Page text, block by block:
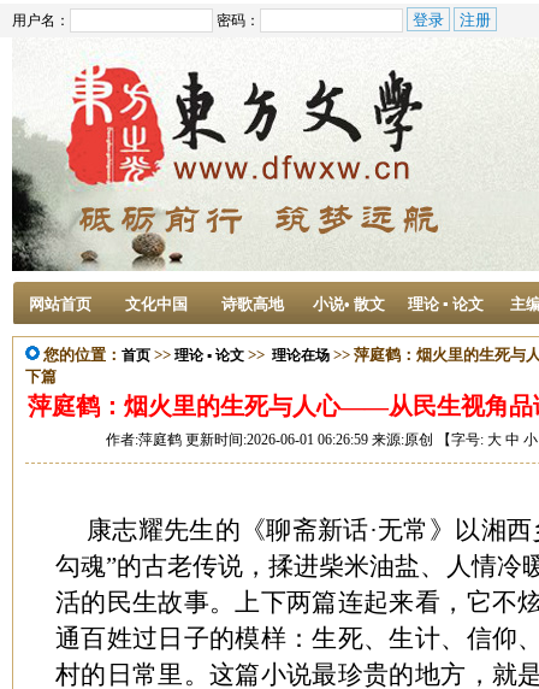
用户名： 密码：
网站首页 文化中国 诗歌高地 小说• 散文 理论 ▪ 论文 主
您的位置： 首页 >> 理论 ▪ 论文 >> 理论在场 >> 萍庭鹤：烟火里的生死与
下篇
萍庭鹤：烟火里的生死与人心——从民生视角品
作者:萍庭鹤 更新时间:2026-06-01 06:26:59 来源:原创 【字号: 大 中 小
康志耀先生的《聊斋新话·无常》以湘
勾魂”的古老传说，揉进柴米油盐、人情冷
活的民生故事。上下两篇连起来看，它不
通百姓过日子的模样：生死、生计、信仰
村的日常里。这篇小说最珍贵的地方，就